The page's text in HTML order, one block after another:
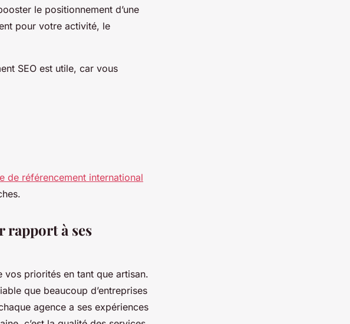
le positionnement d’une
pour votre activité, le
SEO est utile, car vous
de référencement international
rapport à ses
priorités en tant que artisan.
que beaucoup d’entreprises
agence a ses expériences